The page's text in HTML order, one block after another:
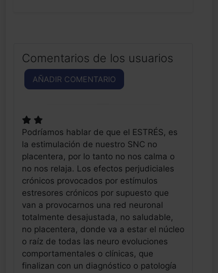
Comentarios de los usuarios
AÑADIR COMENTARIO
Podríamos hablar de que el ESTRÉS, es
la estimulación de nuestro SNC no
placentera, por lo tanto no nos calma o
no nos relaja. Los efectos perjudiciales
crónicos provocados por estímulos
estresores crónicos por supuesto que
van a provocarnos una red neuronal
totalmente desajustada, no saludable,
no placentera, donde va a estar el núcleo
o raíz de todas las neuro evoluciones
comportamentales o clínicas, que
finalizan con un diagnóstico o patología